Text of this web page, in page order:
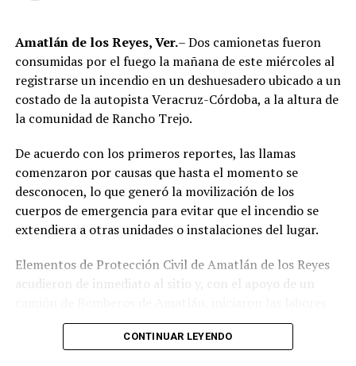
Amatlán de los Reyes, Ver.– Dos camionetas fueron
consumidas por el fuego la mañana de este miércoles al
registrarse un incendio en un deshuesadero ubicado a un
costado de la autopista Veracruz-Córdoba, a la altura de
la comunidad de Rancho Trejo.
De acuerdo con los primeros reportes, las llamas
comenzaron por causas que hasta el momento se
desconocen, lo que generó la movilización de los
cuerpos de emergencia para evitar que el incendio se
extendiera a otras unidades o instalaciones del lugar.
Elementos de Protección Civil de Amatlán de los Reyes
acudieron de inmediato al sitio y, con el apoyo de un
para sofocar el fuego, logrando controlar la emergencia
tras varios minutos de trabajo.
CONTINUAR LEYENDO